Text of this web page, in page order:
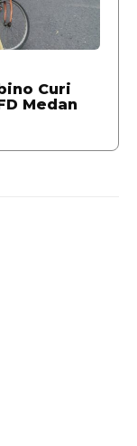
Curi
Medan